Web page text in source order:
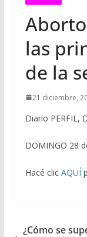
las
de la
21 diciembre,
Diario PERFIL,
DOMINGO 28
Hacé clic AQUÍ
¿Cómo se